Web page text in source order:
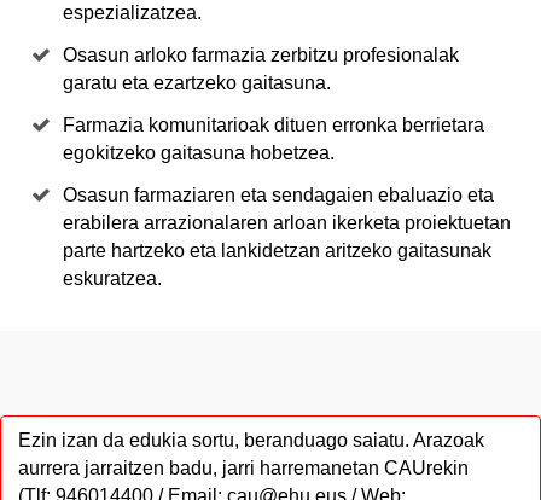
espezializatzea.
Osasun arloko farmazia zerbitzu profesionalak
garatu eta ezartzeko gaitasuna.
Farmazia komunitarioak dituen erronka berrietara
egokitzeko gaitasuna hobetzea.
Osasun farmaziaren eta sendagaien ebaluazio eta
erabilera arrazionalaren arloan ikerketa proiektuetan
parte hartzeko eta lankidetzan aritzeko gaitasunak
eskuratzea.
Ezin izan da edukia sortu, beranduago saiatu. Arazoak
aurrera jarraitzen badu, jarri harremanetan CAUrekin
(Tlf: 946014400 / Email: cau@ehu.eus / Web: